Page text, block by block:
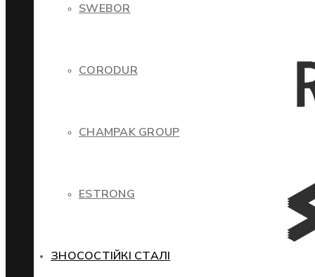
SWEBOR
CORODUR
CHAMPAK GROUP
ESTRONG
ЗНОСОСТІЙКІ СТАЛІ